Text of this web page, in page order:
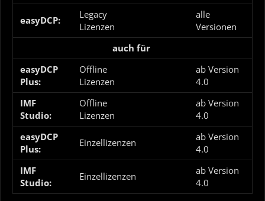
easyDCP:
Legacy
Lizenzen
alle
Versionen
auch für
easyDCP
Plus:
Offline
Lizenzen
ab Version
4.0
IMF
Studio:
Offline
Lizenzen
ab Version
4.0
easyDCP
Plus:
Einzellizenzen
ab Version
4.0
IMF
Studio:
Einzellizenzen
ab Version
4.0